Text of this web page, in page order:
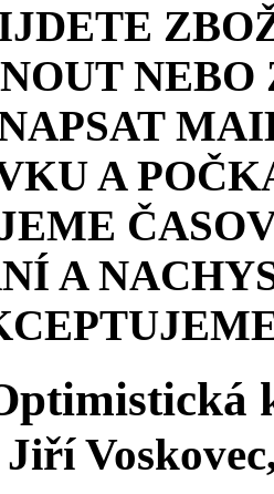
A
A
Jiří